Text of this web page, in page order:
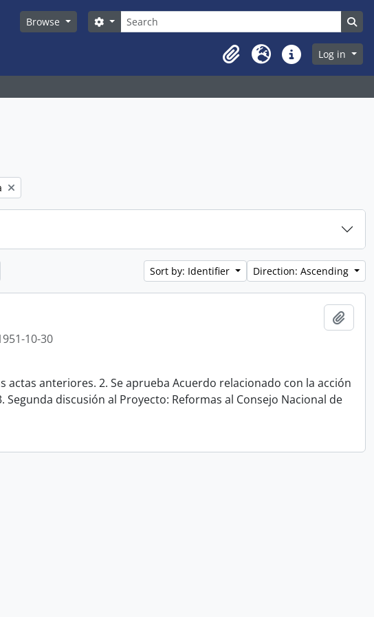
Browse Search
Search options
ClipboardLanguageQuick linksLog in
Sort by: Identifier Direction: Ascending
10-30
anteriores. 2. Se aprueba Acuerdo relacionado con la acción
discusión al Proyecto: Reformas al Consejo Nacional de